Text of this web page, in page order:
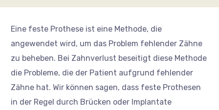
Eine feste Prothese ist eine Methode, die
angewendet wird, um das Problem fehlender Zähne
zu beheben. Bei Zahnverlust beseitigt diese Methode
die Probleme, die der Patient aufgrund fehlender
Zähne hat. Wir können sagen, dass feste Prothesen
in der Regel durch Brücken oder Implantate